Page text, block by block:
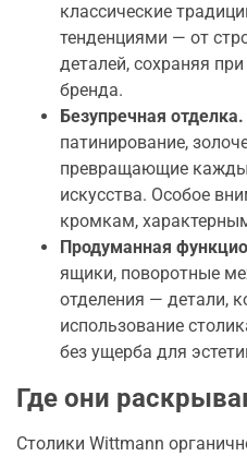
классические
тенденциями — от
деталей, сохраняя
бренда.
Безупречная отделка.
патинирование,
превращающие
искусства. Особое
кромкам,
Продуманная
ящики, поворотные
отделения — детали,
использование
без ущерба для
Где они
Столики Wittmann